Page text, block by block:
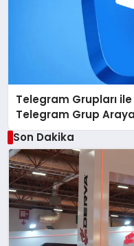
Telegram Grupları
Telegram Grup
Çözüm
Son Dakika